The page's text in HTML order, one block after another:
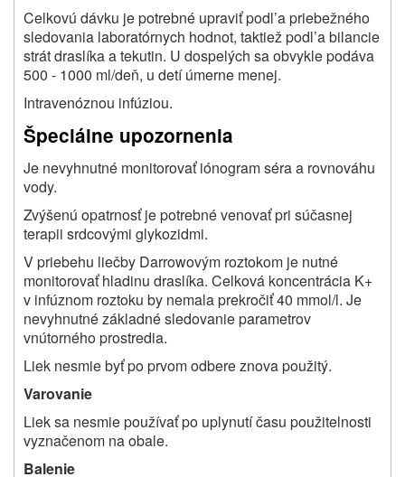
Celkovú dávku je potrebné upraviť podl’a priebežného
sledovania laboratórnych hodnot, taktiež podl’a bilancie
strát draslíka a tekutin. U dospelých sa obvykle podáva
500 - 1000 ml/deň, u detí úmerne menej.
Intravenóznou infúziou.
Špeciálne upozornenia
Je nevyhnutné monitorovať iónogram séra a rovnováhu
vody.
Zvýšenú opatrnosť je potrebné venovať pri súčasnej
terapii srdcovými glykozidmi.
V priebehu liečby Darrowovým roztokom je nutné
monitorovať hladinu draslíka. Celková koncentrácia K+
v infúznom roztoku by nemala prekročiť 40 mmol/l. Je
nevyhnutné základné sledovanie parametrov
vnútorného prostredia.
Liek nesmie byť po prvom odbere znova použitý.
Varovanie
Liek sa nesmie používať po uplynutí času použitelnosti
vyznačenom na obale.
Balenie